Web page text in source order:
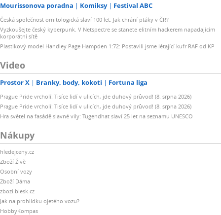
Mourissonova poradna Komiksy Festival ABC
Česká společnost ornitologická slaví 100 let: Jak chrání ptáky v ČR?
Vyzkoušejte český kyberpunk. V Netspectre se stanete elitním hackerem napadajícím
korporátní sítě
Plastikový model Handley Page Hampden 1:72: Postavili jsme létající kufr RAF od KP
Video
Prostor X Branky, body, kokoti Fortuna liga
Prague Pride vrcholí: Tisíce lidí v ulicích, jde duhový průvod! (8. srpna 2026)
Prague Pride vrcholí: Tisíce lidí v ulicích, jde duhový průvod! (8. srpna 2026)
Hra světel na fasádě slavné vily: Tugendhat slaví 25 let na seznamu UNESCO
Nákupy
hledejceny.cz
Zboží Živě
Osobní vozy
Zboží Dáma
zbozi.blesk.cz
Jak na prohlídku ojetého vozu?
HobbyKompas